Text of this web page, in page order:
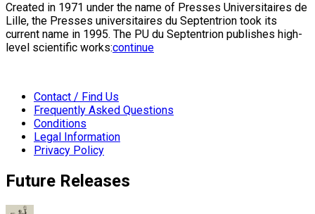
Created in 1971 under the name of Presses Universitaires de
Lille, the Presses universitaires du Septentrion took its
current name in 1995. The PU du Septentrion publishes high-
level scientific works:continue
Contact / Find Us
Frequently Asked Questions
Conditions
Legal Information
Privacy Policy
Future Releases